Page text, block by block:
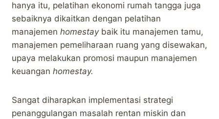
hanya itu, pelatihan ekonomi rumah tangga juga
sebaiknya dikaitkan dengan pelatihan
manajemen homestaybaik itu manajemen tamu,
manajemen pemeliharaan ruang yang disewakan,
upaya melakukan promosi maupun manajemen
keuangan homestay.
Sangat diharapkan implementasi strategi
penanggulangan masalah rentan miskin dan